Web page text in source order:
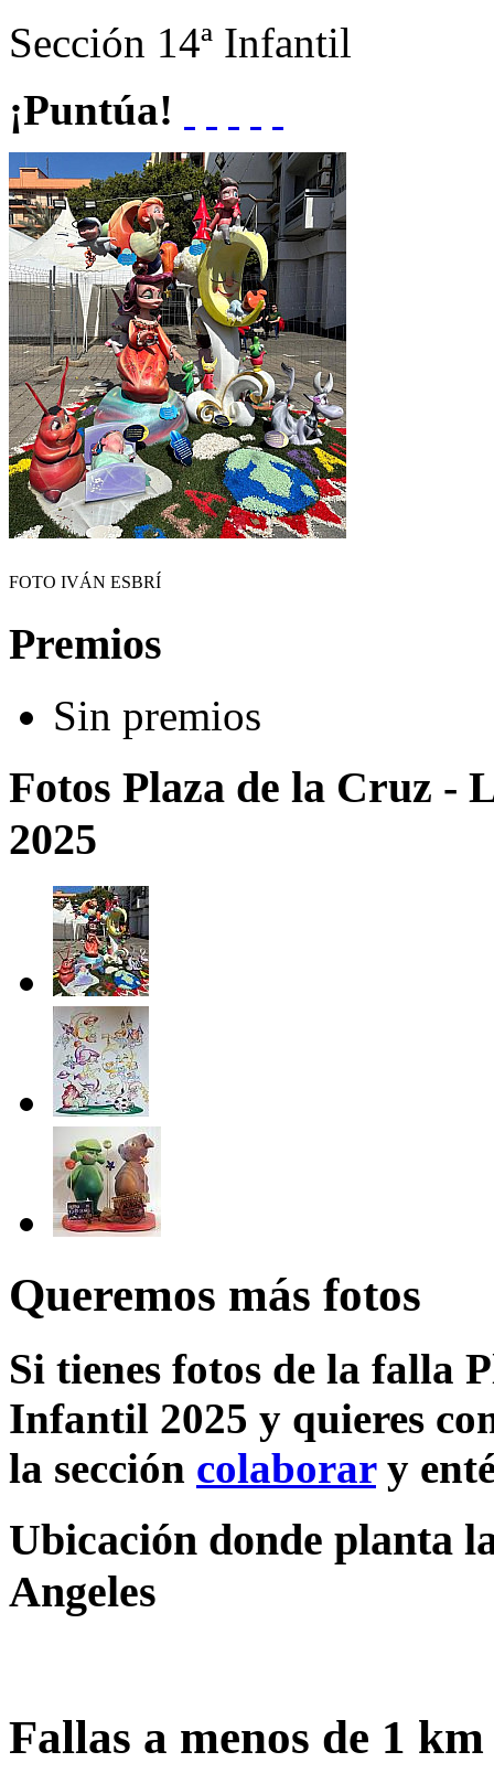
Sección 14ª Infantil
¡Puntúa!
FOTO IVÁN ESBRÍ
Premios
Sin premios
Fotos Plaza de la Cruz -
2025
Queremos más fotos
Si tienes fotos de la falla
Infantil 2025 y quieres
la sección colaborary
Ubicación donde planta
Angeles
Fallas a menos de 1